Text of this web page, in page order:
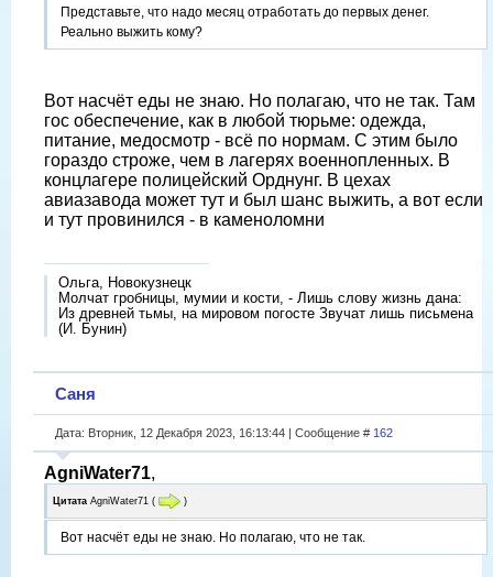
Представьте, что надо месяц отработать до первых денег.
Реально выжить кому?
Вот насчёт еды не знаю. Но полагаю, что не так. Там
гос обеспечение, как в любой тюрьме: одежда,
питание, медосмотр - всë по нормам. С этим было
гораздо строже, чем в лагерях военнопленных. В
концлагере полицейский Орднунг. В цехах
авиазавода может тут и был шанс выжить, а вот если
и тут провинился - в каменоломни
Ольга, Новокузнецк
Молчат гробницы, мумии и кости, - Лишь слову жизнь дана:
Из древней тьмы, на мировом погосте Звучат лишь письмена
(И. Бунин)
Саня
Дата: Вторник, 12 Декабря 2023, 16:13:44 | Сообщение # 162
AgniWater71,
Цитата AgniWater71 ( )
Вот насчёт еды не знаю. Но полагаю, что не так.